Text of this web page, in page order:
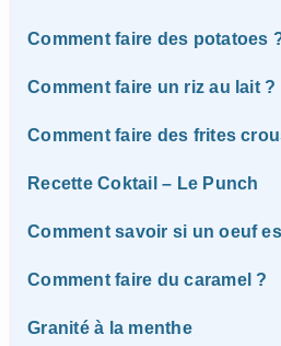
Comment faire des potatoes
Comment faire un riz au lait ?
Comment faire des frites
Recette Coktail – Le Punch
Comment savoir si un oeuf
Comment faire du caramel ?
Granité à la menthe